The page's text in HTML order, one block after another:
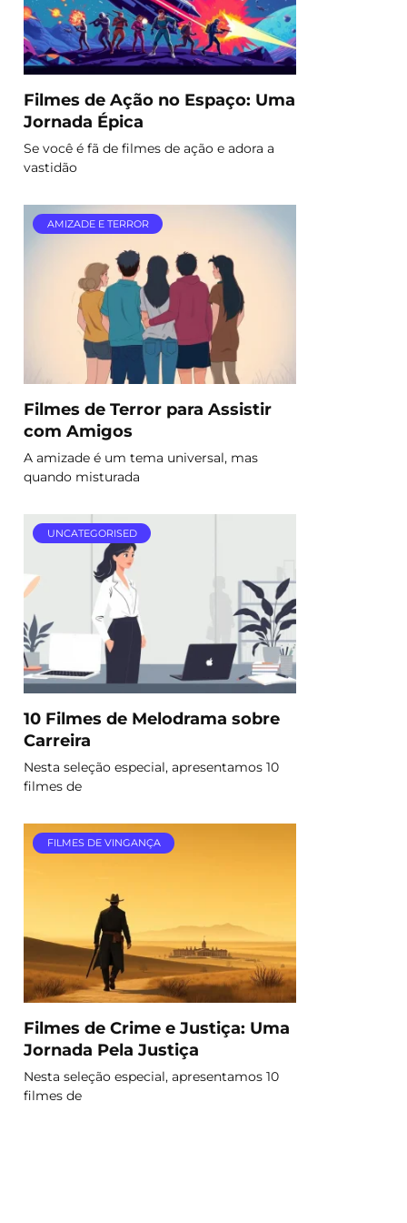
Filmes de Ação no Espaço: Uma
Jornada Épica
Se você é fã de filmes de ação e adora a
vastidão
AMIZADE E TERROR
Filmes de Terror para Assistir
com Amigos
A amizade é um tema universal, mas
quando misturada
UNCATEGORISED
10 Filmes de Melodrama sobre
Carreira
Nesta seleção especial, apresentamos 10
filmes de
FILMES DE VINGANÇA
Filmes de Crime e Justiça: Uma
Jornada Pela Justiça
Nesta seleção especial, apresentamos 10
filmes de